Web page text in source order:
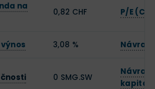
na
0,82 CHF P/E
3,08 %
0 SMG.SW